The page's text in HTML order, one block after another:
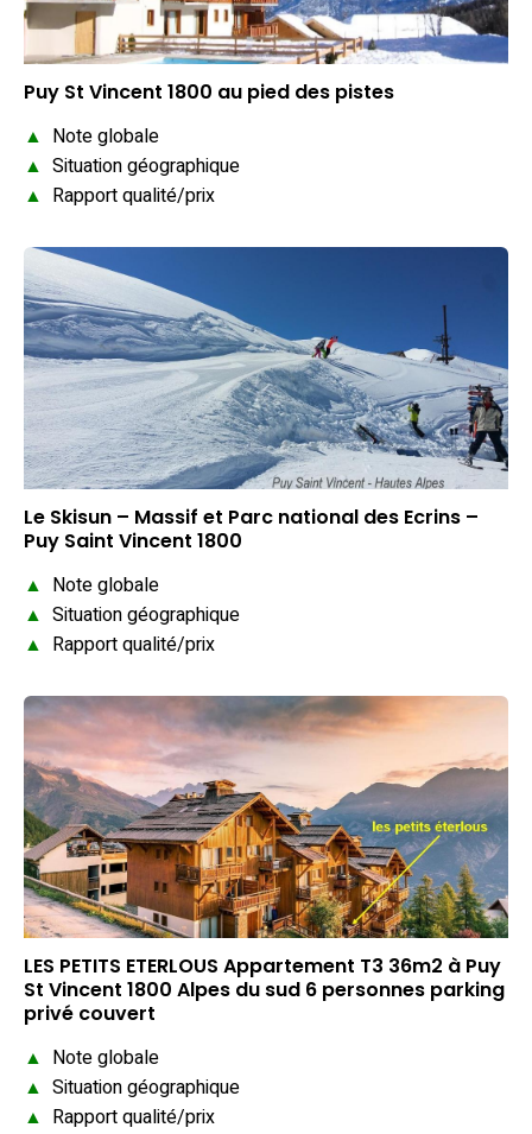
Puy St Vincent 1800 au pied des pistes
▲ Note globale
▲ Situation géographique
▲ Rapport qualité/prix
Le Skisun – Massif et Parc national des Ecrins –
Puy Saint Vincent 1800
▲ Note globale
▲ Situation géographique
▲ Rapport qualité/prix
LES PETITS ETERLOUS Appartement T3 36m2 à Puy
St Vincent 1800 Alpes du sud 6 personnes parking
privé couvert
▲ Note globale
▲ Situation géographique
▲ Rapport qualité/prix